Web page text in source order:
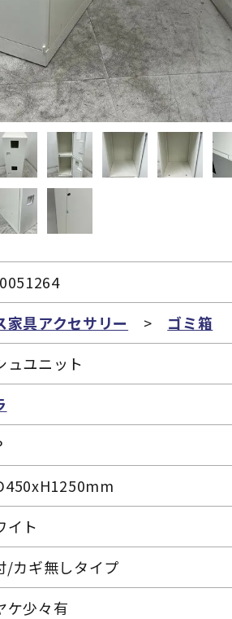
家具アクセサリー > ゴミ箱
ュユニット
イト
/カギ無しタイプ
ケ少々有